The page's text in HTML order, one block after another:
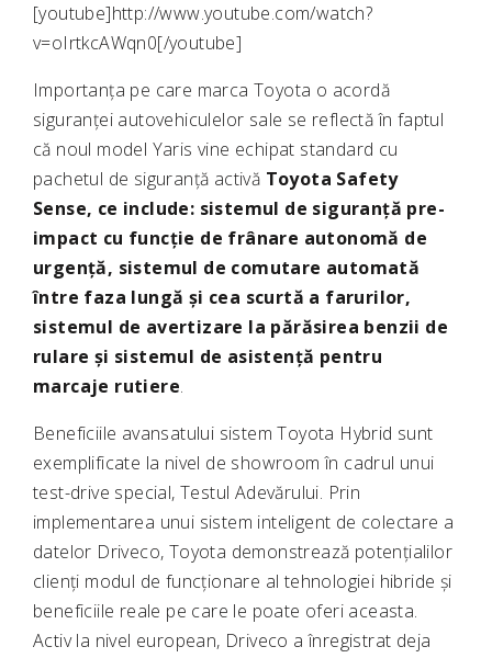
[youtube]http://www.youtube.com/watch?
v=oIrtkcAWqn0[/youtube]
Importanța pe care marca Toyota o acordă
siguranței autovehiculelor sale se reflectă în faptul
că noul model Yaris vine echipat standard cu
pachetul de siguranță activă Toyota Safety
Sense, ce include: sistemul de siguranță pre-
impact cu funcție de frânare autonomă de
urgență, sistemul de comutare automată
între faza lungă și cea scurtă a farurilor,
sistemul de avertizare la părăsirea benzii de
rulare și sistemul de asistență pentru
marcaje rutiere.
Beneficiile avansatului sistem Toyota Hybrid sunt
exemplificate la nivel de showroom în cadrul unui
test-drive special, Testul Adevărului. Prin
implementarea unui sistem inteligent de colectare a
datelor Driveco, Toyota demonstrează potențialilor
clienți modul de funcționare al tehnologiei hibride și
beneficiile reale pe care le poate oferi aceasta.
Activ la nivel european, Driveco a înregistrat deja